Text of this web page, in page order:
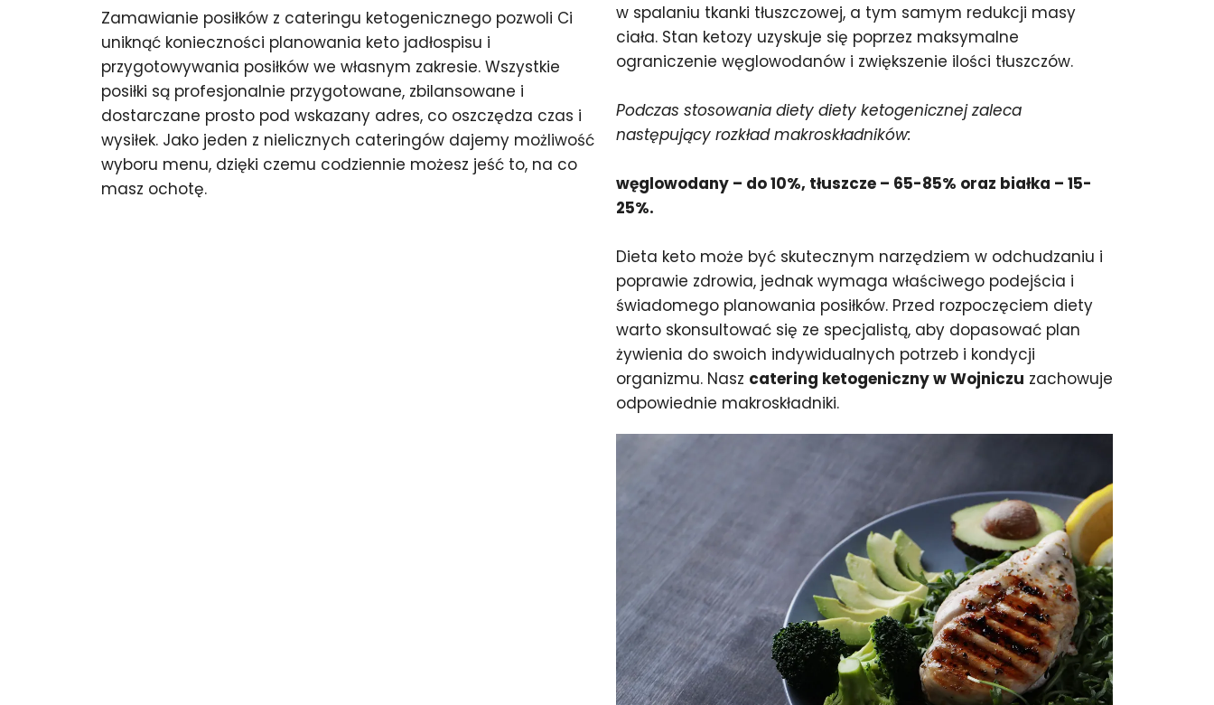
Zamawianie posiłków z cateringu ketogenicznego pozwoli Ci
uniknąć konieczności planowania keto jadłospisu i
przygotowywania posiłków we własnym zakresie. Wszystkie
posiłki są profesjonalnie przygotowane, zbilansowane i
dostarczane prosto pod wskazany adres, co oszczędza czas i
wysiłek. Jako jeden z nielicznych cateringów dajemy możliwość
wyboru menu, dzięki czemu codziennie możesz jeść to, na co
masz ochotę.
w spalaniu tkanki tłuszczowej, a tym samym redukcji masy
ciała. Stan ketozy uzyskuje się poprzez maksymalne
ograniczenie węglowodanów i zwiększenie ilości tłuszczów.
Podczas stosowania diety diety ketogenicznej zaleca
następujący rozkład makroskładników:
węglowodany – do 10%, tłuszcze – 65-85% oraz białka – 15-
25%.
Dieta keto może być skutecznym narzędziem w odchudzaniu i
poprawie zdrowia, jednak wymaga właściwego podejścia i
świadomego planowania posiłków. Przed rozpoczęciem diety
warto skonsultować się ze specjalistą, aby dopasować plan
żywienia do swoich indywidualnych potrzeb i kondycji
organizmu. Nasz catering ketogeniczny w Wojniczu zachowuje
odpowiednie makroskładniki.